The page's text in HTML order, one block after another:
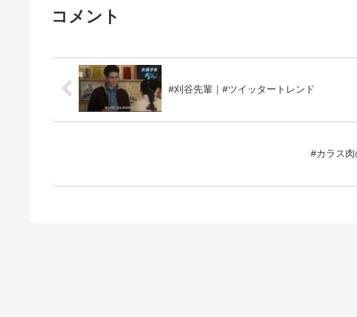
コメント
#刈谷先輩｜#ツイッタートレンド
#カラス